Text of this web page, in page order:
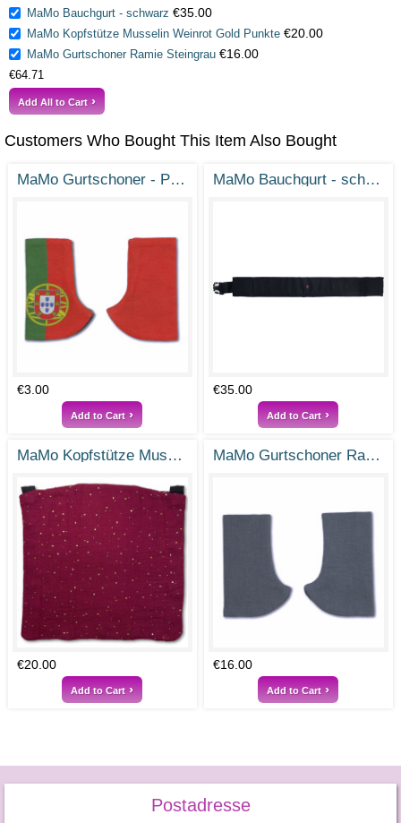
MaMo Bauchgurt - schwarz €35.00
MaMo Kopfstütze Musselin Weinrot Gold Punkte €20.00
MaMo Gurtschoner Ramie Steingrau €16.00
€64.71
Add All to Cart
Customers Who Bought This Item Also Bought
MaMo Gurtschoner - Portugal
€3.00
Add to Cart
MaMo Bauchgurt - schwarz
€35.00
Add to Cart
MaMo Kopfstütze Musselin Weinrot Gold Punkte
€20.00
Add to Cart
MaMo Gurtschoner Ramie Steingrau
€16.00
Add to Cart
Postadresse